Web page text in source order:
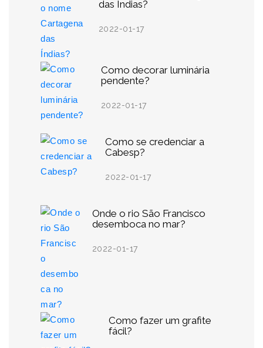
das Índias?
2022-01-17
Como decorar luminária
pendente?
2022-01-17
Como se credenciar a
Cabesp?
2022-01-17
Onde o rio São Francisco
desemboca no mar?
2022-01-17
Como fazer um grafite
fácil?